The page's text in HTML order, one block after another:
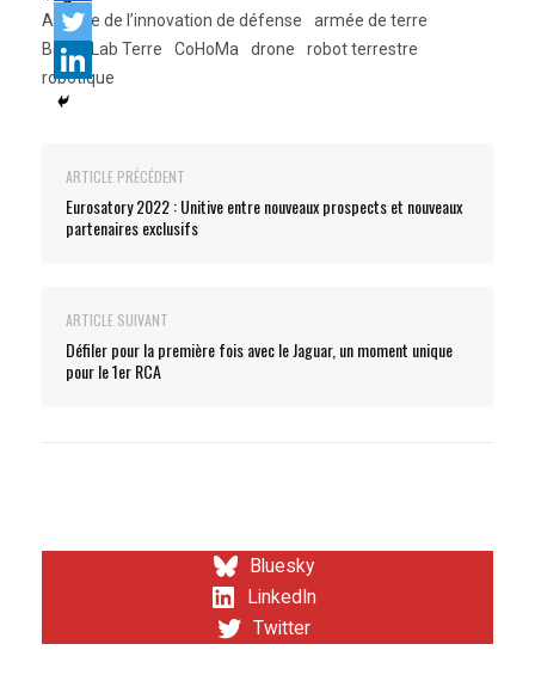
Agence de l’innovation de défense
armée de terre
Battle Lab Terre
CoHoMa drone
robot terrestre
robotique
ARTICLE PRÉCÉDENT
Eurosatory 2022 : Unitive entre nouveaux prospects et nouveaux
partenaires exclusifs
ARTICLE SUIVANT
Défiler pour la première fois avec le Jaguar, un moment unique
pour le 1er RCA
Bluesky
LinkedIn
Twitter